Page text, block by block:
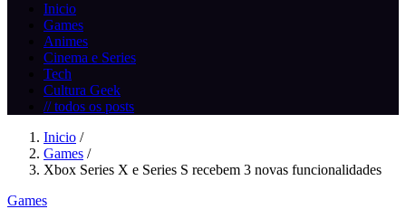
Inicio
Games
Animes
Cinema e Series
Tech
Cultura Geek
// todos os posts
Inicio /
Games /
Xbox Series X e Series S recebem 3 novas funcionalidades
Games